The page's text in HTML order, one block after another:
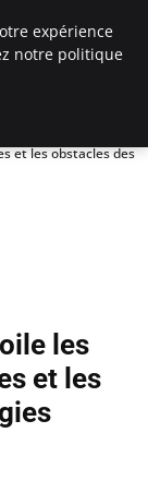
et les obstacles des
les
et les
expérience
notre politique